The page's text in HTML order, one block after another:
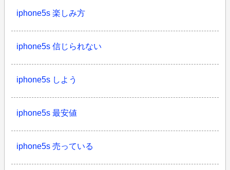
iphone5s 楽しみ方
iphone5s 信じられない
iphone5s しよう
iphone5s 最安値
iphone5s 売っている